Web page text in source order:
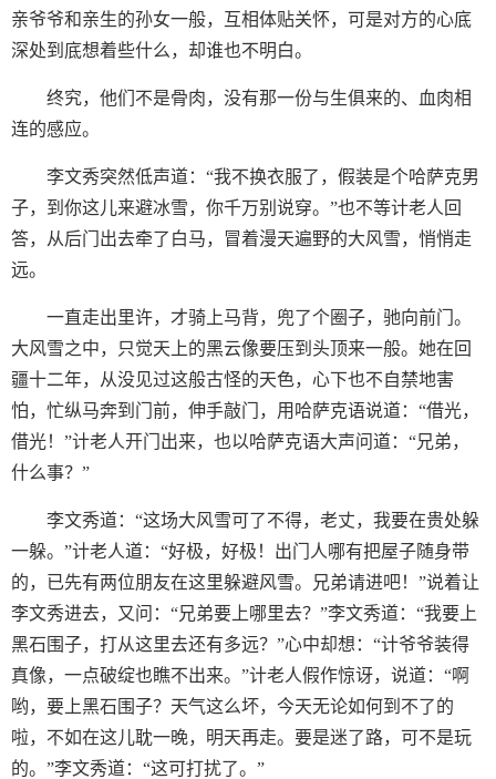
亲爷爷和亲生的孙女一般，互相体贴关怀，可是对方的心底
深处到底想着些什么，却谁也不明白。
终究，他们不是骨肉，没有那一份与生俱来的、血肉相
连的感应。
李文秀突然低声道：“我不换衣服了，假装是个哈萨克男
子，到你这儿来避冰雪，你千万别说穿。”也不等计老人回
答，从后门出去牵了白马，冒着漫天遍野的大风雪，悄悄走
远。
一直走出里许，才骑上马背，兜了个圈子，驰向前门。
大风雪之中，只觉天上的黑云像要压到头顶来一般。她在回
疆十二年，从没见过这般古怪的天色，心下也不自禁地害
怕，忙纵马奔到门前，伸手敲门，用哈萨克语说道：“借光，
借光！”计老人开门出来，也以哈萨克语大声问道：“兄弟，
什么事？”
李文秀道：“这场大风雪可了不得，老丈，我要在贵处躲
一躲。”计老人道：“好极，好极！出门人哪有把屋子随身带
的，已先有两位朋友在这里躲避风雪。兄弟请进吧！”说着让
李文秀进去，又问：“兄弟要上哪里去？”李文秀道：“我要上
黑石围子，打从这里去还有多远？”心中却想：“计爷爷装得
真像，一点破绽也瞧不出来。”计老人假作惊讶，说道：“啊
哟，要上黑石围子？天气这么坏，今天无论如何到不了的
啦，不如在这儿耽一晚，明天再走。要是迷了路，可不是玩
的。”李文秀道：“这可打扰了。”